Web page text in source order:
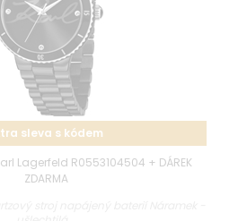
sleva s kódem
Lagerfeld R0553104504 + DÁREK
ZDARMA